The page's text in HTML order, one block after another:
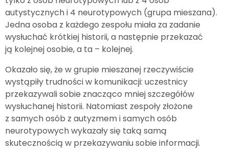
autystycznych i 4 neurotypowych (grupa mieszana).
Jedna osoba z każdego zespołu miała za zadanie
wysłuchać krótkiej historii, a następnie przekazać
ją kolejnej osobie, a ta – kolejnej.
Okazało się, że w grupie mieszanej rzeczywiście
wystąpiły trudności w komunikacji: uczestnicy
przekazywali sobie znacząco mniej szczegółów
wysłuchanej historii. Natomiast zespoły złożone
z samych osób z autyzmem i samych osób
neurotypowych wykazały się taką samą
skutecznością w przekazywaniu sobie informacji.